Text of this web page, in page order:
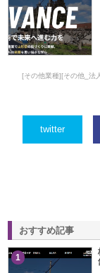
[その他業種][その他_法
twitter
おすすめ記事
1